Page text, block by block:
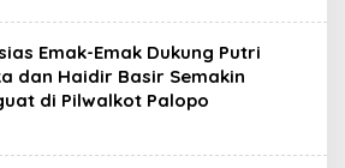
Emak-Emak Dukung Putri
dan Haidir Basir Semakin
di Pilwalkot Palopo